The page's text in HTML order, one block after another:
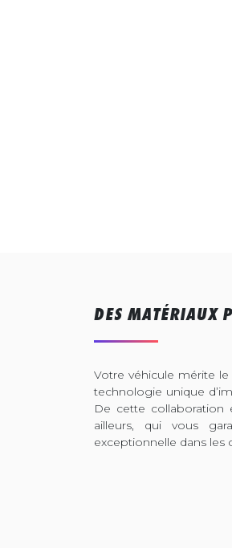
DES MATÉRIAUX
Votre véhicule mérite
technologie unique
De cette collaboration
ailleurs, qui vous
exceptionnelle dans les